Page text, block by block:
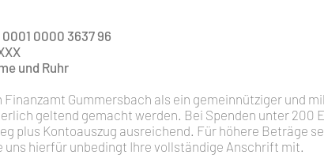
0000 3637 96
und Ruhr
Finanzamt Gummersbach als ein gemeinnütziger und
geltend gemacht werden. Bei Spenden unter 200
plus Kontoauszug ausreichend. Für höhere Beträge
uns hierfür unbedingt Ihre vollständige Anschrift mit.